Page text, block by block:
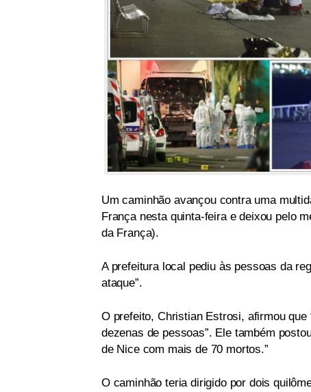
Um caminhão avançou contra uma
França nesta quinta-feira e deixou pelo
da França).
A prefeitura local pediu às pessoas da
ataque”.
O prefeito, Christian Estrosi, afirmou
dezenas de pessoas”. Ele também
de Nice com mais de 70 mortos.”
O caminhão teria dirigido por dois